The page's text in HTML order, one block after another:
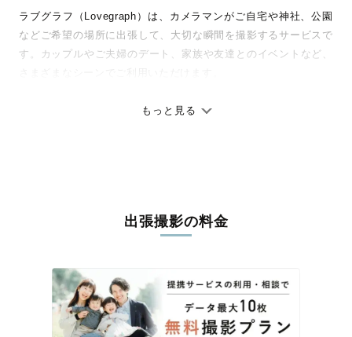
ラブグラフ（Lovegraph）は、カメラマンがご自宅や神社、公園
などご希望の場所に出張して、大切な瞬間を撮影するサービスで
す。カップルやご夫婦のデート、家族や友達とのイベントなど、
ありのままの空気感を大切に、何十年経っても見返したくなるよ
ィを身につけたプロのカメラマンが全国47都道府県に在籍してい
ます。創業10年のノウハウを活かし、思い出に残る素敵な撮影体
丁寧なレタッチで思い出を美しく仕上げます
撮影後は、独自の編集技術で写真の明るさや色合いを丁寧に調
整。自然な雰囲気を残しつつも、おしゃれで洗練された仕上がり
もっと見る
出張撮影の料金